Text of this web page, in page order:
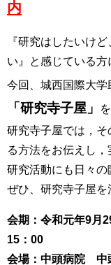
内
『研究はしたいけ
い』と感じている方
今回、城西国際大学
「研究寺子屋」
研究寺子屋では，
る方法をお伝えし，
研究活動にも日々の
ぜひ、研究寺子屋を
会期：令和元年9
15：00
会場：中頭病院 中